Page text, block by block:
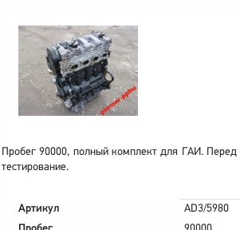
Пробег 90000, полный комплект для ГАИ. Перед
тестирование.
Артикул
AD3/5980